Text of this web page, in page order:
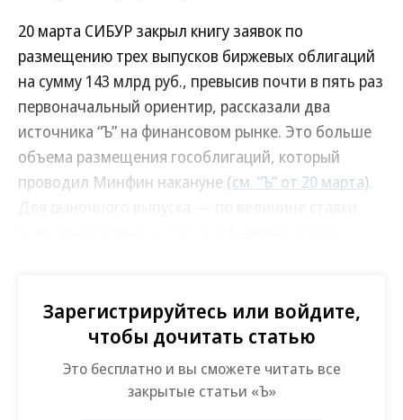
20 марта СИБУР закрыл книгу заявок по
размещению трех выпусков биржевых облигаций
на сумму 143 млрд руб., превысив почти в пять раз
первоначальный ориентир, рассказали два
источника “Ъ” на финансовом рынке. Это больше
объема размещения гособлигаций, который
проводил Минфин накануне (см. “Ъ” от 20 марта).
год назад «Норильский никель» разместил выпуск
на 100 млрд руб., в октябре прошлого года
«Дом.РФ» привлек 101 млрд руб.
В СИБУРе заявили “Ъ” о том, что компания
Зарегистрируйтесь или войдите,
чтобы дочитать статью
Это бесплатно и вы сможете читать все
закрытые статьи «Ъ»